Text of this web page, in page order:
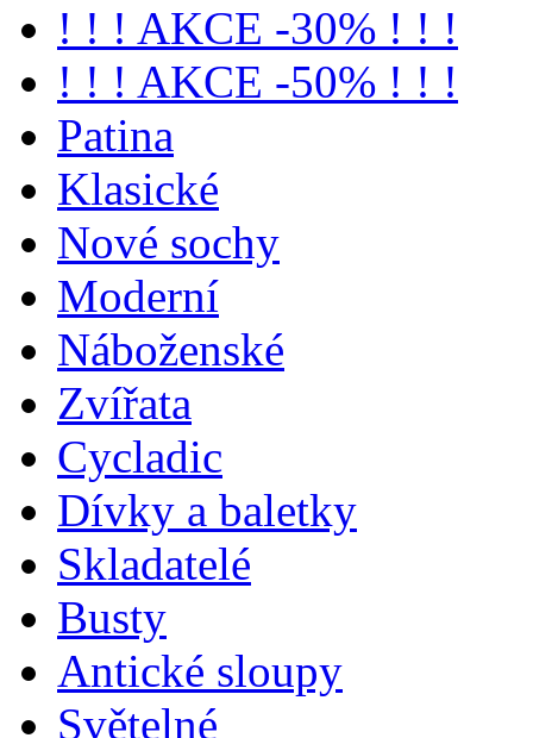
! ! ! AKCE -30% ! ! !
! ! ! AKCE -50% ! ! !
Patina
Klasické
Nové sochy
Moderní
Náboženské
Zvířata
Cycladic
Dívky a baletky
Skladatelé
Busty
Antické sloupy
Světelné